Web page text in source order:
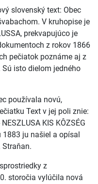
slovenský text: Obec
V kruhopise je
prekvapujúco je
z rokov 1866
pečiatok poznáme aj z
isto dielom jedného
používala novú,
Text v jej poli znie:
KIS KÔZSÉG
1883 ju našiel a opísal
z
storočia vylúčila nová